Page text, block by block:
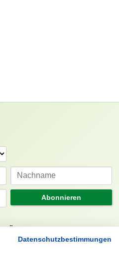
Abonnieren
ÖFFNUNGS- UND
SERVICEZEITEN:
Datenschutzbestimmungen